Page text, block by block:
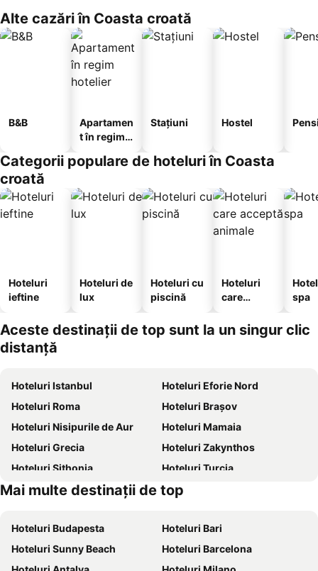
Alte cazări în Coasta croată
B&B
Apartamen
t în regim
Stațiuni Hostel
Categorii populare de hoteluri în Coasta
croată
Hoteluri
ieftine
Hoteluri de
lux
Hoteluri cu
piscină
Hoteluri
care
animale
spa
Aceste destinații de top sunt la un singur clic
distanță
Hoteluri Istanbul
Hoteluri Eforie Nord
Hoteluri Roma
Hoteluri Brașov
Hoteluri Nisipurile de Aur
Hoteluri Mamaia
Hoteluri Grecia
Hoteluri Zakynthos
Hoteluri Sithonia
Hoteluri Turcia
Hoteluri Thassos
Hoteluri Chalkidiki
Mai multe destinații de top
Hoteluri Budapesta
Hoteluri Bari
Hoteluri Sunny Beach
Hoteluri Barcelona